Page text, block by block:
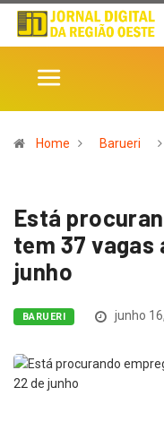
Home Barueri
Está
tem 37 vagas
junho
BARUERI junho